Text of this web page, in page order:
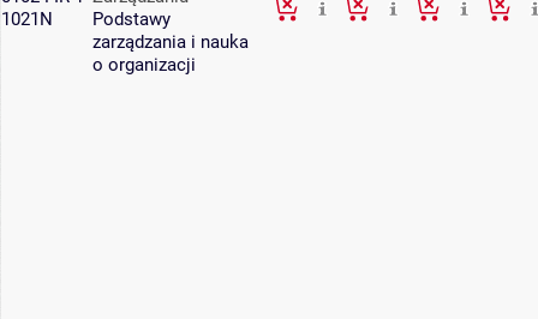
1021N
Podstawy
zarządzania i nauka
o organizacji